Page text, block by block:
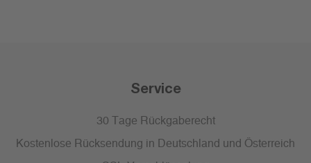
Service
30 Tage Rückgaberecht
Kostenlose Rücksendung in Deutschland und Österreich